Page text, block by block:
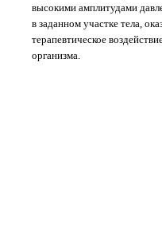
высокими амплитудами
в заданном участке тела,
терапевтическое
организма.